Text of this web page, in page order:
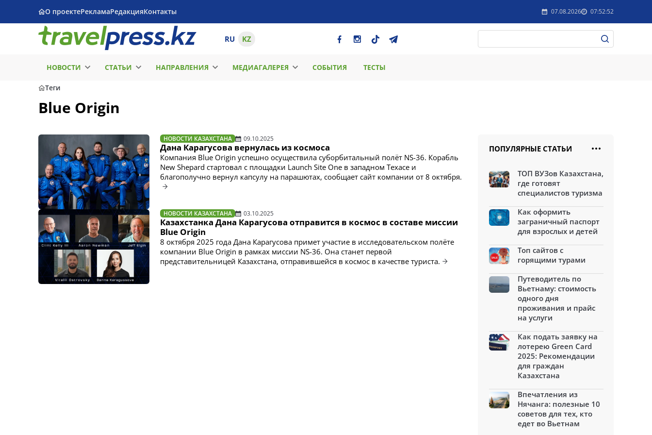
О проектеРекламаРедакцияКонтакты 07.08.2026 07:52:52
RU KZ
НОВОСТИ СТАТЬИ НАПРАВЛЕНИЯ МЕДИАГАЛЕРЕЯ СОБЫТИЯ ТЕСТЫ
Теги
Blue Origin
НОВОСТИ КАЗАХСТАНА 09.10.2025
Дана Карагусова вернулась из космоса
Компания Blue Origin успешно осуществила суборбитальный полёт NS-36. Корабль
New Shepard стартовал с площадки Launch Site One в западном Техасе и
благополучно вернул капсулу на парашютах, сообщает сайт компании от 8 октября.
НОВОСТИ КАЗАХСТАНА 03.10.2025
Казахстанка Дана Карагусова отправится в космос в составе миссии
Blue Origin
8 октября 2025 года Дана Карагусова примет участие в исследовательском полёте
компании Blue Origin в рамках миссии NS-36. Она станет первой
представительницей Казахстана, отправившейся в космос в качестве туриста.
ПОПУЛЯРНЫЕ СТАТЬИ
ТОП ВУЗов Казахстана,
где готовят
специалистов туризма
Как оформить
заграничный паспорт
для взрослых и детей
Топ сайтов с
горящими турами
Путеводитель по
Вьетнаму: стоимость
одного дня
проживания и прайс
на услуги
Как подать заявку на
лотерею Green Card
2025: Рекомендации
для граждан
Казахстана
Впечатления из
Нячанга: полезные 10
советов для тех, кто
едет во Вьетнам